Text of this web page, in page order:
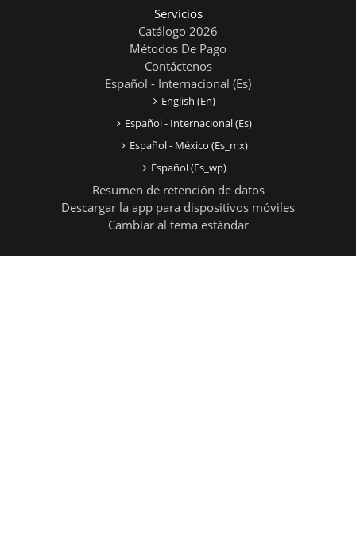
Servicios
Catálogo 2026
Métodos De Pago
Contáctenos
Español - Internacional ‎(es)‎
English ‎(en)‎
Español - Internacional ‎(es)‎
Español - México ‎(es_mx)‎
Español ‎(es_wp)‎
Resumen de retención de datos
Descargar la app para dispositivos móviles
Cambiar al tema estándar